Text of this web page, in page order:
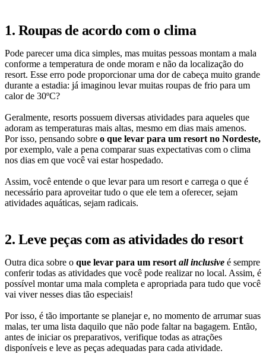
1. Roupas de acordo com o clima
Pode parecer uma dica simples, mas muitas pessoas montam a mala
conforme a temperatura de onde moram e não da localização do
resort. Esse erro pode proporcionar uma dor de cabeça muito grande
durante a estadia: já imaginou levar muitas roupas de frio para um
calor de 30ºC?
Geralmente, resorts possuem diversas atividades para aqueles que
adoram as temperaturas mais altas, mesmo em dias mais amenos.
Por isso, pensando sobre o que levar para um resort no Nordeste,
por exemplo, vale a pena comparar suas expectativas com o clima
nos dias em que você vai estar hospedado.
Assim, você entende o que levar para um resort e carrega o que é
necessário para aproveitar tudo o que ele tem a oferecer, sejam
atividades aquáticas, sejam radicais.
2. Leve peças com as atividades do resort
Outra dica sobre o que levar para um resort all inclusive é sempre
conferir todas as atividades que você pode realizar no local. Assim, é
possível montar uma mala completa e apropriada para tudo que você
vai viver nesses dias tão especiais!
Por isso, é tão importante se planejar e, no momento de arrumar suas
malas, ter uma lista daquilo que não pode faltar na bagagem. Então,
antes de iniciar os preparativos, verifique todas as atrações
disponíveis e leve as peças adequadas para cada atividade.